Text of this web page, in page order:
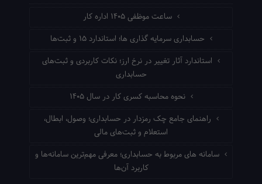
ساعت موظفی ۱۴۰۵ اداره کار
حسابداری سرمایه گذاری ها؛ استاندارد ۱۵ و ثبت‌ها
استاندارد آثار تغییر در نرخ ارز؛ نکات کاربردی و ثبت‌های
حسابداری
نحوه محاسبه کسری کار در سال ۱۴۰۵
راهنمای جامع چک رمزدار در حسابداری؛ وصول، ابطال،
استعلام و ثبت‌های مالی
سامانه های مربوط به حسابداری؛ معرفی مهم‌ترین سامانه‌ها و
کاربرد آن‌ها